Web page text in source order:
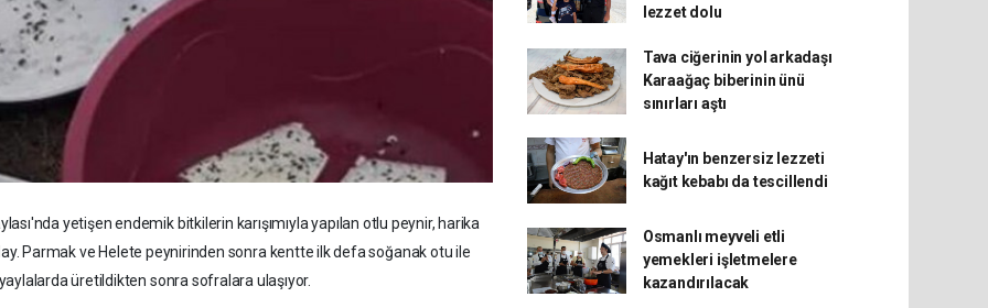
yetişen endemik bitkilerin karışımıyla yapılan otlu peynir, harika
Parmak ve Helete peynirinden sonra kentte ilk defa soğanak otu ile
üretildikten sonra sofralara ulaşıyor.
lezzet dolu
Tava ciğerinin yol arkadaşı
Karaağaç biberinin ünü
sınırları aştı
Hatay'ın benzersiz lezzeti
kağıt kebabı da tescillendi
Osmanlı meyveli etli
yemekleri işletmelere
kazandırılacak